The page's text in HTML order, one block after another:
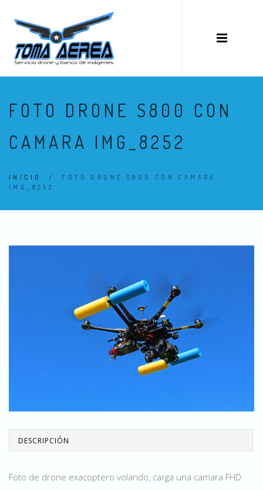
FOTO DRONE S800 CON
CAMARA IMG_8252
INICIO / FOTO DRONE S800 CON CAMARA
IMG_8252
DESCRIPCIÓN
Foto de drone exacoptero volando, carga una camara FHD